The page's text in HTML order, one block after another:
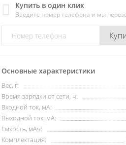
Купить в один клик
Введите номер телефона и мы
Основные характеристики
Вес, г:
Время зарядки от сети, ч:
Входной ток, мА:
Выходной ток, мА:
Емкость, мАч:
Комплектация: